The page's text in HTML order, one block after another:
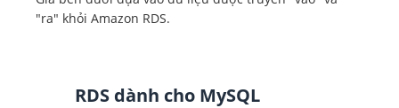
"ra" khỏi Amazon RDS.
RDS dành cho MySQL